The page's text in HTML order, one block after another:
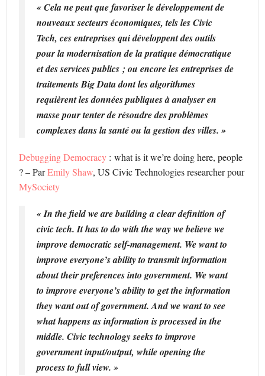
« Cela ne peut que favoriser le développement de
nouveaux secteurs économiques, tels les Civic
Tech, ces entreprises qui développent des outils
pour la modernisation de la pratique démocratique
et des services publics ; ou encore les entreprises de
traitements Big Data dont les algorithmes
requièrent les données publiques à analyser en
masse pour tenter de résoudre des problèmes
complexes dans la santé ou la gestion des villes. »
Debugging Democracy : what is it we’re doing here, people
? – ParEmily Shaw, US Civic Technologies researcher pour
MySociety
« In the field we are building a clear definition of
civic tech. It has to do with the way we believe we
improve democratic self-management. We want to
improve everyone’s ability to transmit information
about their preferences into government. We want
to improve everyone’s ability to get the information
they want out of government. And we want to see
what happens as information is processed in the
middle. Civic technology seeks to improve
government input/output, while opening the
process to full view. »